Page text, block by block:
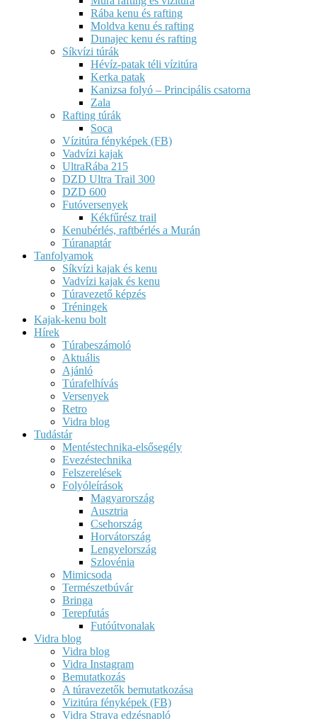
Rába kenu és rafting
Moldva kenu és rafting
Dunajec kenu és rafting
Síkvízi túrák
Hévíz-patak téli vízitúra
Kerka patak
Kanizsa folyó – Principális csatorna
Zala
Rafting túrák
Soca
Vízitúra fényképek (FB)
Vadvízi kajak
UltraRába 215
DZD Ultra Trail 300
DZD 600
Futóversenyek
Kékfűrész trail
Kenubérlés, raftbérlés a Murán
Túranaptár
Tanfolyamok
Síkvízi kajak és kenu
Vadvízi kajak és kenu
Túravezető képzés
Tréningek
Kajak-kenu bolt
Hírek
Túrabeszámoló
Aktuális
Ajánló
Túrafelhívás
Versenyek
Retro
Vidra blog
Tudástár
Mentéstechnika-elsősegély
Evezéstechnika
Felszerelések
Folyóleírások
Magyarország
Ausztria
Csehország
Horvátország
Lengyelország
Szlovénia
Mimicsoda
Természetbúvár
Bringa
Terepfutás
Futóútvonalak
Vidra blog
Vidra blog
Vidra Instagram
Bemutatkozás
A túravezetők bemutatkozása
Vizitúra fényképek (FB)
Vidra Strava edzésnapló